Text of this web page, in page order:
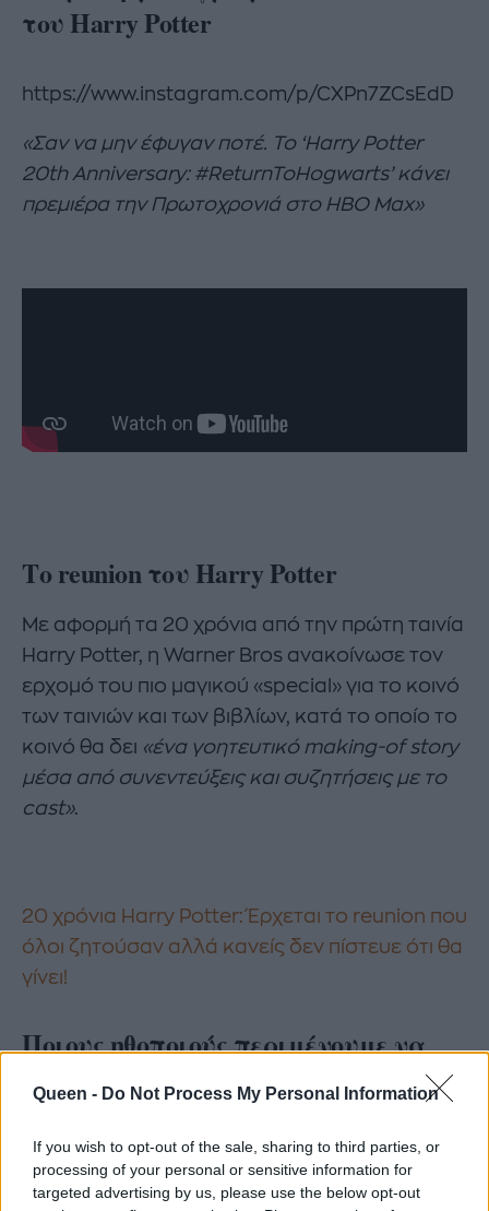
Queen - Do Not Process My Personal Information
If you wish to opt-out of the sale, sharing to third parties, or
processing of your personal or sensitive information for
targeted advertising by us, please use the below opt-out
του Harry Potter
https://www.instagram.com/p/CXPn7ZCsEdD
«Σαν να μην έφυγαν ποτέ. Το ‘Harry Potter
20th Anniversary: #ReturnToHogwarts’ κάνει
πρεμιέρα την Πρωτοχρονιά στο HBO Max»
Το reunion του Harry Potter
Με αφορμή τα 20 χρόνια από την πρώτη ταινία
Harry Potter, η Warner Bros ανακοίνωσε τον
ερχομό του πιο μαγικού «special» για το κοινό
των ταινιών και των βιβλίων, κατά το οποίο το
κοινό θα δει «ένα γοητευτικό making-of story
μέσα από συνεντεύξεις και συζητήσεις με το
cast».
20 χρόνια Harry Potter: Έρχεται το reunion που
όλοι ζητούσαν αλλά κανείς δεν πίστευε ότι θα
γίνει!
Ποιους ηθοποιούς περιμένουμε να
δούμε
Radcliffe, Grint, Watson, ενώ το πλατό θα
πλαισιώσουν κι άλλοι ηθοποιοί που έχουν